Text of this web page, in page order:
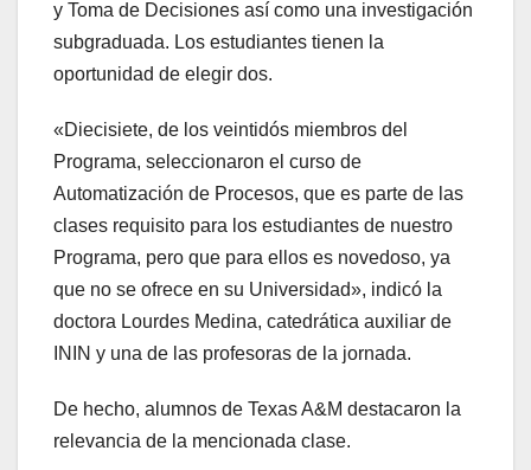
y Toma de Decisiones así como una investigación
subgraduada. Los estudiantes tienen la
oportunidad de elegir dos.
«Diecisiete, de los veintidós miembros del
Programa, seleccionaron el curso de
Automatización de Procesos, que es parte de las
clases requisito para los estudiantes de nuestro
Programa, pero que para ellos es novedoso, ya
que no se ofrece en su Universidad», indicó la
doctora Lourdes Medina, catedrática auxiliar de
ININ y una de las profesoras de la jornada.
De hecho, alumnos de Texas A&M destacaron la
relevancia de la mencionada clase.